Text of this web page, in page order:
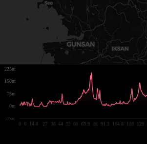
0 6 14.8 27 36 44 52 60 69.9 81 91.3 104.8 118 129
-75m
0m
75m
150m
225m